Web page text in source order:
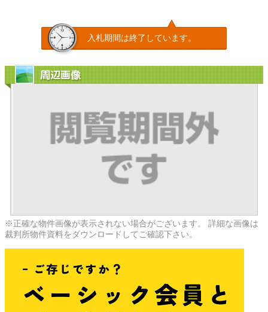
入札期間は終了しています。
周辺画像
※正確な物件画像が表示されない場合がございます。 詳細な画像は
裁判所物件資料をダウンロードしてご確認下さい。